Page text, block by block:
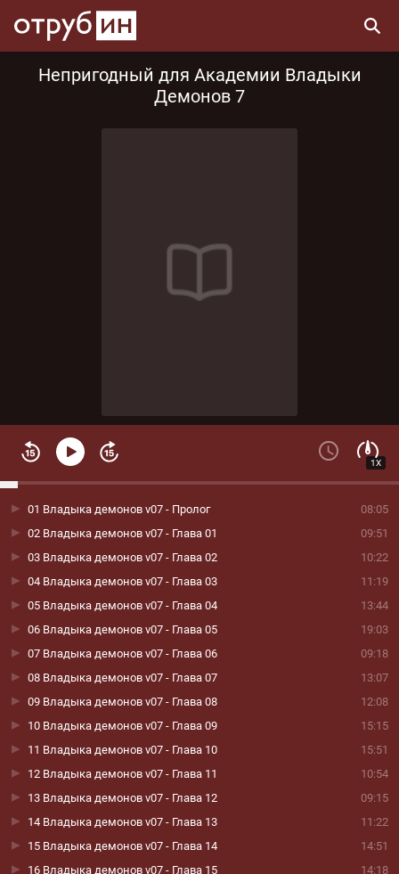
Непригодный для Академии Владыки
Демонов 7
1X
08:05
01 Владыка демонов v07 - Пролог
09:51
02 Владыка демонов v07 - Глава 01
10:22
03 Владыка демонов v07 - Глава 02
11:19
04 Владыка демонов v07 - Глава 03
13:44
05 Владыка демонов v07 - Глава 04
19:03
06 Владыка демонов v07 - Глава 05
09:18
07 Владыка демонов v07 - Глава 06
13:07
08 Владыка демонов v07 - Глава 07
12:08
09 Владыка демонов v07 - Глава 08
15:15
10 Владыка демонов v07 - Глава 09
15:51
11 Владыка демонов v07 - Глава 10
10:54
12 Владыка демонов v07 - Глава 11
09:15
13 Владыка демонов v07 - Глава 12
11:22
14 Владыка демонов v07 - Глава 13
14:51
15 Владыка демонов v07 - Глава 14
14:18
16 Владыка демонов v07 - Глава 15